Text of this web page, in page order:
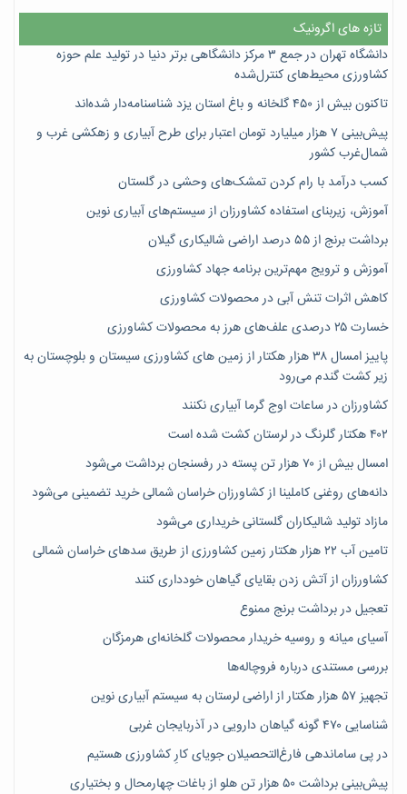
تازه های اگرونیک
دانشگاه تهران در جمع ۳ مرکز دانشگاهی برتر دنیا در تولید علم حوزه
کشاورزی محیط‌های کنترل‌شده
تاکنون بیش از ۴۵۰ گلخانه و باغ استان یزد شناسنامه‌دار شده‌اند
پیش‌بینی ۷‌ هزار میلیارد تومان اعتبار برای طرح آبیاری و زهکشی غرب و
شمال‌غرب کشور
کسب درآمد با رام کردن تمشک‌های وحشی در گلستان
آموزش، زیربنای استفاده کشاورزان از سیستم‌های آبیاری نوین
برداشت برنج از ۵۵ درصد اراضی شالیکاری گیلان
آموزش و ترویج مهم‌ترین برنامه جهاد کشاورزی
کاهش اثرات تنش آبی در محصولات کشاورزی
خسارت ۲۵ درصدی علف‌های هرز به محصولات کشاورزی
پاییز امسال ۳۸ هزار هکتار از زمین های کشاورزی سیستان و بلوچستان به
زیر کشت گندم می‌رود
کشاورزان در ساعات اوج گرما آبیاری نکنند
۴۰۲ هکتار گلرنگ در لرستان کشت شده است
امسال بیش از ۷۰ هزار تن پسته در رفسنجان برداشت می‌شود
دانه‌های روغنی کاملینا از کشاورزان خراسان شمالی خرید تضمینی می‌شود
مازاد تولید شالیکاران گلستانی خریداری می‌شود
تامین آب ۲۲ هزار هکتار زمین کشاورزی از طریق سدهای خراسان شمالی
کشاورزان از آتش زدن بقایای گیاهان خودداری کنند
تعجیل در برداشت برنج ممنوع
آسیای میانه و روسیه خریدار محصولات گلخانه‌ای هرمزگان
بررسی مستندی درباره فروچاله‌ها
تجهیز ۵۷ هزار هکتار از اراضی لرستان به سیستم آبیاری نوین
شناسایی ۴۷٠ گونه گیاهان دارویی در آذربایجان غربی
در پی ساماندهی فارغ‌التحصیلان جویای کارِ کشاورزی هستیم
پیش‎‌بینی برداشت ۵۰ هزار تن هلو از باغات چهارمحال و بختیاری